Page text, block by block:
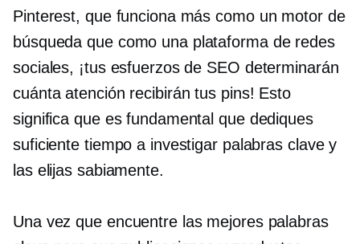
Pinterest, que funciona más como un motor de
búsqueda que como una plataforma de redes
sociales, ¡tus esfuerzos de SEO determinarán
cuánta atención recibirán tus pins! Esto
significa que es fundamental que dediques
suficiente tiempo a investigar palabras clave y
las elijas sabiamente.
Una vez que encuentre las mejores palabras